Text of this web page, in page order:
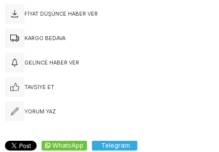
FIYAT DÜŞÜNCE HABER VER
KARGO BEDAVA
GELINCE HABER VER
TAVSIYE ET
YORUM YAZ
WhatsApp Telegram